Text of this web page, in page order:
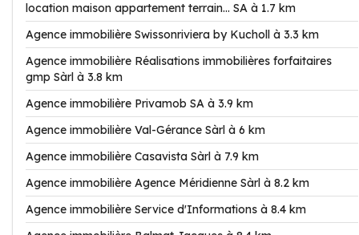
location maison appartement terrain... SA à 1.7 km
Agence immobilière Swissonriviera by Kucholl à 3.3 km
Agence immobilière Réalisations immobilières forfaitaires
gmp Sàrl à 3.8 km
Agence immobilière Privamob SA à 3.9 km
Agence immobilière Val-Gérance Sàrl à 6 km
Agence immobilière Casavista Sàrl à 7.9 km
Agence immobilière Agence Méridienne Sàrl à 8.2 km
Agence immobilière Service d'Informations à 8.4 km